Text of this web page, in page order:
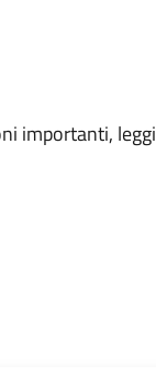
importanti,